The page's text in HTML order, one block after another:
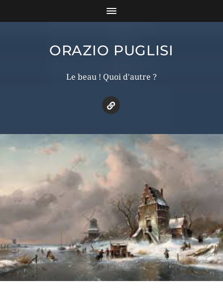
ORAZIO PUGLISI
Le beau ! Quoi d'autre ?